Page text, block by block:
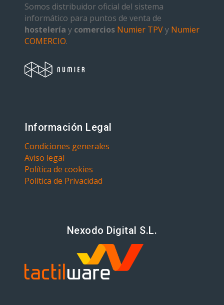
Somos distribuidor oficial del sistema
informático para puntos de venta de
hostelería y comercios Numier TPVy Numier
COMERCIO.
Información Legal
Condiciones generales
Aviso legal
Política de cookies
Política de Privacidad
Nexodo Digital S.L.